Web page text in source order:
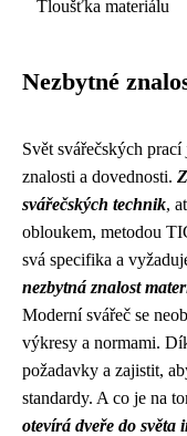
Tloušťka materiálu
Nezbytné
Svět svářečských
znalosti a dovednosti.
svářečských technik,
obloukem, metodou
svá specifika a
nezbytná znalost
Moderní svářeč se
výkresy a normami.
požadavky a zajistit,
standardy. A co je na
otevírá dveře do světa